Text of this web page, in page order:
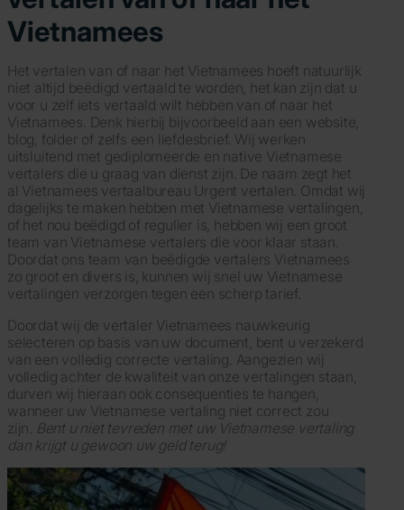
Vietnamees
Het vertalen van of naar het Vietnamees hoeft natuurlijk
niet altijd beëdigd vertaald te worden, het kan zijn dat u
voor u zelf iets vertaald wilt hebben van of naar het
Vietnamees. Denk hierbij bijvoorbeeld aan een website,
blog, folder of zelfs een liefdesbrief. Wij werken
uitsluitend met gediplomeerde en native Vietnamese
vertalers die u graag van dienst zijn. De naam zegt het
al Vietnamees vertaalbureau Urgent vertalen. Omdat wij
dagelijks te maken hebben met Vietnamese vertalingen,
of het nou beëdigd of regulier is, hebben wij een groot
team van Vietnamese vertalers die voor klaar staan.
Doordat ons team van beëdigde vertalers Vietnamees
zo groot en divers is, kunnen wij snel uw Vietnamese
vertalingen verzorgen tegen een scherp tarief.
Doordat wij de vertaler Vietnamees nauwkeurig
selecteren op basis van uw document, bent u verzekerd
van een volledig correcte vertaling. Aangezien wij
volledig achter de kwaliteit van onze vertalingen staan,
durven wij hieraan ook consequenties te hangen,
wanneer uw Vietnamese vertaling niet correct zou
zijn. Bent u niet tevreden met uw Vietnamese vertaling
dan krijgt u gewoon uw geld terug!